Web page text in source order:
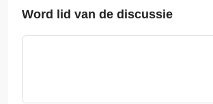
Word lid van de discussie